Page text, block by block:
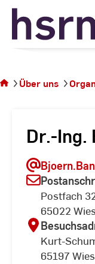
Skip
Content
sich auf
der
Über uns
Dr.-Ing.
Postfach
65022
Kurt-
65197